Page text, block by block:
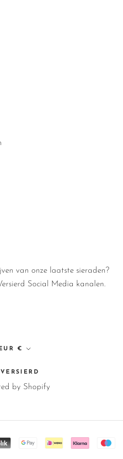
van onze laatste sieraden?
Social Media kanalen.
EUR €
by Shopify